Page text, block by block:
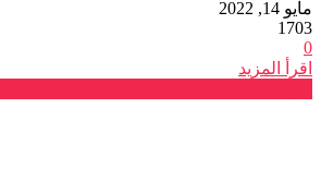
مايو 14, 2022
1703
0
اقرأ المزيد